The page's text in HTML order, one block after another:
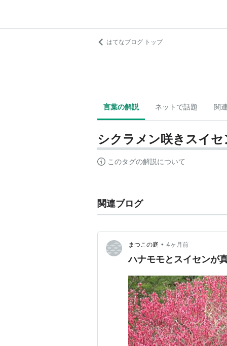
はてなブログ トップ
言葉の解説 ネットで話題 関
シクラメン咲きスイセ
このタグの解説について
関連ブログ
まつこの庭 • 4ヶ月前
ハナモモとスイセンが